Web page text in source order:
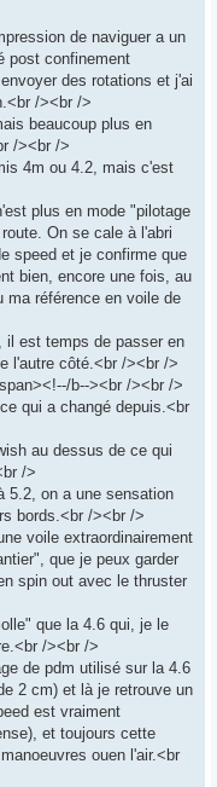
de naviguer a un
post confinement
des rotations et j'ai
/><br />
beaucoup plus en
/><br />
4m ou 4.2, mais c'est
plus en mode "pilotage
On se cale à l'abri
speed et je confirme que
bien, encore une fois, au
ma référence en voile de
il est temps de passer en
l'autre côté.<br /><br />
b--><br /><br />
qui a changé depuis.<br
au dessus de ce qui
/>
5.2, on a une sensation
bords.<br /><br />
voile extraordinairement
que je peux garder
spin out avec le thruster
que la 4.6 qui, je le
/><br />
de pdm utilisé sur la 4.6
2 cm) et là je retrouve un
est vraiment
et toujours cette
ouen l'air.<br